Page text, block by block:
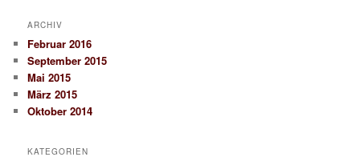
ARCHIV
Februar 2016
September 2015
Mai 2015
März 2015
Oktober 2014
KATEGORIEN